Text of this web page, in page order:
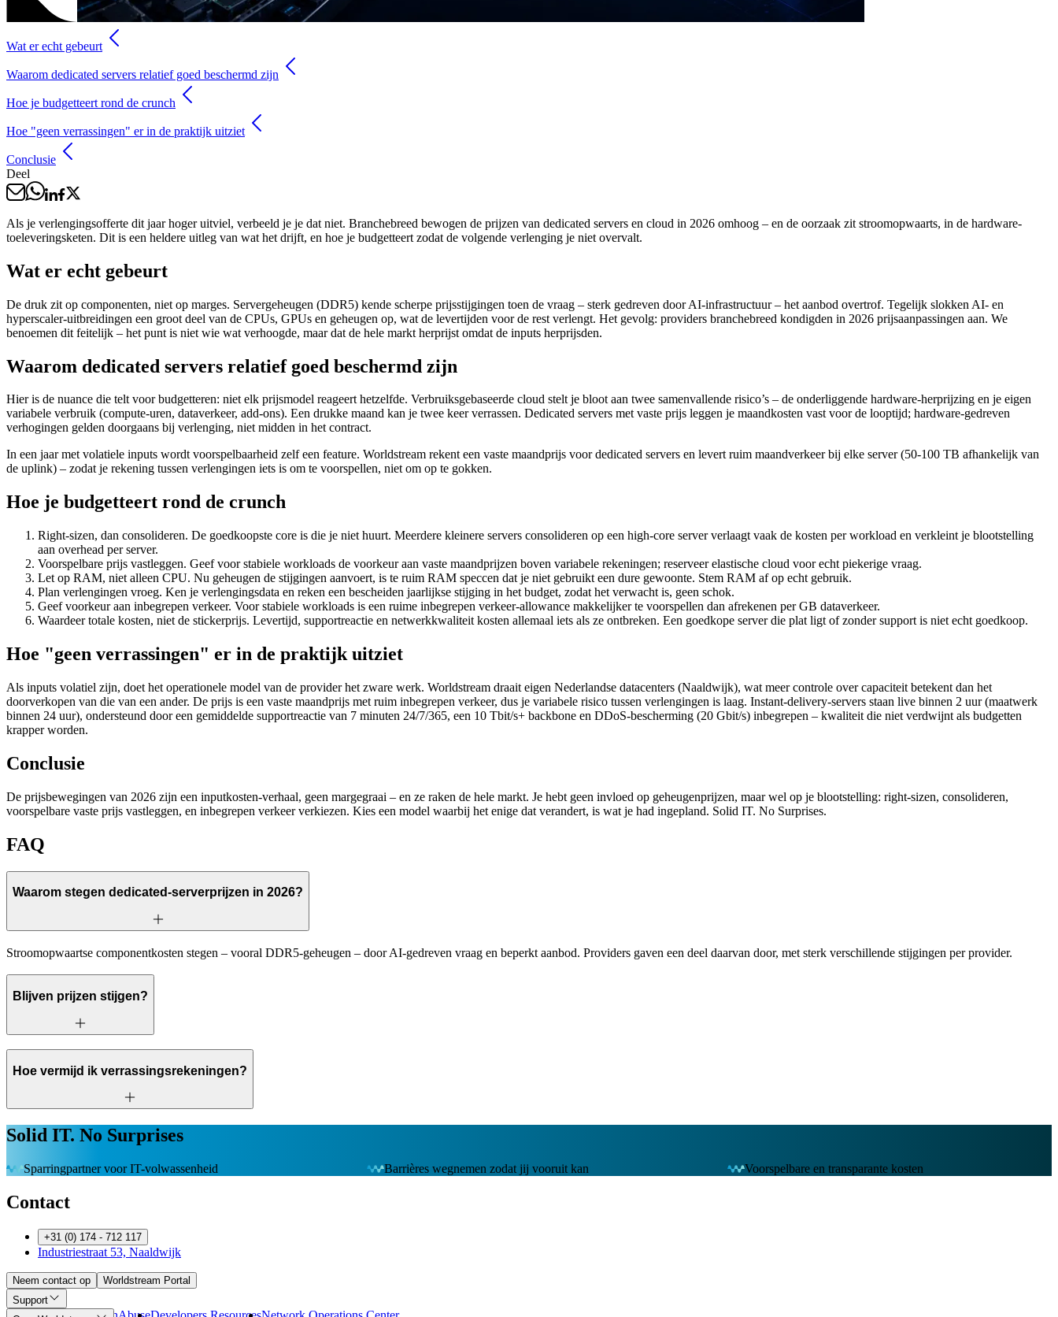
Wat er echt gebeurt
Waarom dedicated servers relatief goed beschermd zijn
Hoe je budgetteert rond de crunch
Hoe "geen verrassingen" er in de praktijk uitziet
Conclusie
Deel
Als je verlengingsofferte dit jaar hoger uitviel, verbeeld je je dat niet. Branchebreed bewogen de prijzen van dedicated servers en cloud in 2026 omhoog – en de oorzaak zit stroomopwaarts, in de hardware-
toeleveringsketen. Dit is een heldere uitleg van wat het drijft, en hoe je budgetteert zodat de volgende verlenging je niet overvalt.
Wat er echt gebeurt
De druk zit op componenten, niet op marges. Servergeheugen (DDR5) kende scherpe prijsstijgingen toen de vraag – sterk gedreven door AI-infrastructuur – het aanbod overtrof. Tegelijk slokken AI- en
hyperscaler-uitbreidingen een groot deel van de CPUs, GPUs en geheugen op, wat de levertijden voor de rest verlengt. Het gevolg: providers branchebreed kondigden in 2026 prijsaanpassingen aan. We
benoemen dit feitelijk – het punt is niet wie wat verhoogde, maar dat de hele markt herprijst omdat de inputs herprijsden.
Waarom dedicated servers relatief goed beschermd zijn
Hier is de nuance die telt voor budgetteren: niet elk prijsmodel reageert hetzelfde. Verbruiksgebaseerde cloud stelt je bloot aan twee samenvallende risico’s – de onderliggende hardware-herprijzing en je eigen
variabele verbruik (compute-uren, dataverkeer, add-ons). Een drukke maand kan je twee keer verrassen. Dedicated servers met vaste prijs leggen je maandkosten vast voor de looptijd; hardware-gedreven
verhogingen gelden doorgaans bij verlenging, niet midden in het contract.
In een jaar met volatiele inputs wordt voorspelbaarheid zelf een feature. Worldstream rekent een vaste maandprijs voor dedicated servers en levert ruim maandverkeer bij elke server (50-100 TB afhankelijk van
de uplink) – zodat je rekening tussen verlengingen iets is om te voorspellen, niet om op te gokken.
Hoe je budgetteert rond de crunch
Right-sizen, dan consolideren. De goedkoopste core is die je niet huurt. Meerdere kleinere servers consolideren op een high-core server verlaagt vaak de kosten per workload en verkleint je blootstelling
aan overhead per server.
Voorspelbare prijs vastleggen. Geef voor stabiele workloads de voorkeur aan vaste maandprijzen boven variabele rekeningen; reserveer elastische cloud voor echt piekerige vraag.
Let op RAM, niet alleen CPU. Nu geheugen de stijgingen aanvoert, is te ruim RAM speccen dat je niet gebruikt een dure gewoonte. Stem RAM af op echt gebruik.
Plan verlengingen vroeg. Ken je verlengingsdata en reken een bescheiden jaarlijkse stijging in het budget, zodat het verwacht is, geen schok.
Geef voorkeur aan inbegrepen verkeer. Voor stabiele workloads is een ruime inbegrepen verkeer-allowance makkelijker te voorspellen dan afrekenen per GB dataverkeer.
Waardeer totale kosten, niet de stickerprijs. Levertijd, supportreactie en netwerkkwaliteit kosten allemaal iets als ze ontbreken. Een goedkope server die plat ligt of zonder support is niet echt goedkoop.
Hoe "geen verrassingen" er in de praktijk uitziet
Als inputs volatiel zijn, doet het operationele model van de provider het zware werk. Worldstream draait eigen Nederlandse datacenters (Naaldwijk), wat meer controle over capaciteit betekent dan het
doorverkopen van die van een ander. De prijs is een vaste maandprijs met ruim inbegrepen verkeer, dus je variabele risico tussen verlengingen is laag. Instant-delivery-servers staan live binnen 2 uur (maatwerk
binnen 24 uur), ondersteund door een gemiddelde supportreactie van 7 minuten 24/7/365, een 10 Tbit/s+ backbone en DDoS-bescherming (20 Gbit/s) inbegrepen – kwaliteit die niet verdwijnt als budgetten
krapper worden.
Conclusie
De prijsbewegingen van 2026 zijn een inputkosten-verhaal, geen margegraai – en ze raken de hele markt. Je hebt geen invloed op geheugenprijzen, maar wel op je blootstelling: right-sizen, consolideren,
voorspelbare vaste prijs vastleggen, en inbegrepen verkeer verkiezen. Kies een model waarbij het enige dat verandert, is wat je had ingepland. Solid IT. No Surprises.
FAQ
Waarom stegen dedicated-serverprijzen in 2026?
Stroomopwaartse componentkosten stegen – vooral DDR5-geheugen – door AI-gedreven vraag en beperkt aanbod. Providers gaven een deel daarvan door, met sterk verschillende stijgingen per provider.
Blijven prijzen stijgen?
Hoe vermijd ik verrassingsrekeningen?
Solid IT. No Surprises
Sparringpartner voor IT-volwassenheid Barrières wegnemen zodat jij vooruit kan Voorspelbare en transparante kosten
Contact
+31 (0) 174 - 712 117
Industriestraat 53, Naaldwijk
Neem contact op
Worldstream Portal
Support